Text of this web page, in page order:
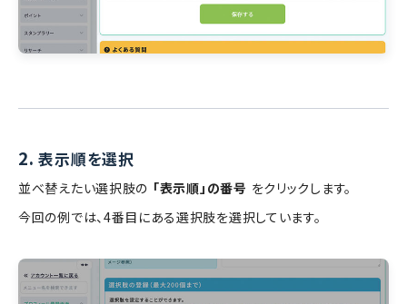
2. 表示順を選択
並べ替えたい選択肢の 「表示順」の番号 をクリックします。
今回の例では、4番目にある選択肢を選択しています。